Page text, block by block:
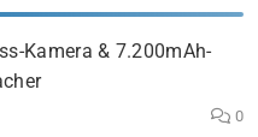
Kamera & 7.200mAh-
0